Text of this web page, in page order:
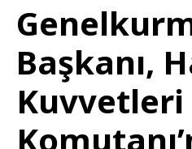
Başkanı,
Kuvvetleri